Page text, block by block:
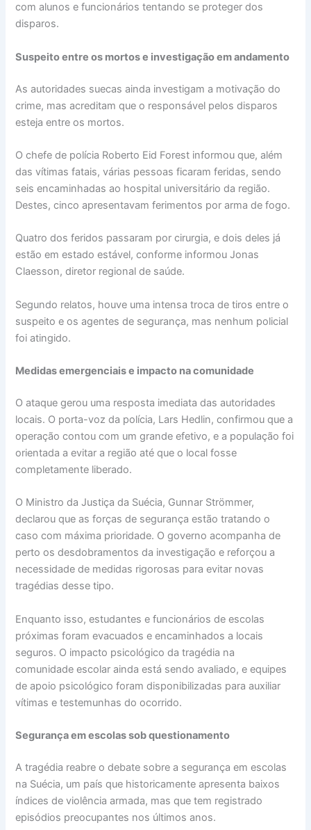
com alunos e funcionários tentando se proteger dos
disparos.
Suspeito entre os mortos e investigação em andamento
As autoridades suecas ainda investigam a motivação do
crime, mas acreditam que o responsável pelos disparos
esteja entre os mortos.
O chefe de polícia Roberto Eid Forest informou que, além
das vítimas fatais, várias pessoas ficaram feridas, sendo
seis encaminhadas ao hospital universitário da região.
Destes, cinco apresentavam ferimentos por arma de fogo.
Quatro dos feridos passaram por cirurgia, e dois deles já
estão em estado estável, conforme informou Jonas
Claesson, diretor regional de saúde.
Segundo relatos, houve uma intensa troca de tiros entre o
suspeito e os agentes de segurança, mas nenhum policial
foi atingido.
Medidas emergenciais e impacto na comunidade
O ataque gerou uma resposta imediata das autoridades
locais. O porta-voz da polícia, Lars Hedlin, confirmou que a
operação contou com um grande efetivo, e a população foi
orientada a evitar a região até que o local fosse
completamente liberado.
O Ministro da Justiça da Suécia, Gunnar Strömmer,
declarou que as forças de segurança estão tratando o
caso com máxima prioridade. O governo acompanha de
perto os desdobramentos da investigação e reforçou a
necessidade de medidas rigorosas para evitar novas
tragédias desse tipo.
Enquanto isso, estudantes e funcionários de escolas
próximas foram evacuados e encaminhados a locais
seguros. O impacto psicológico da tragédia na
comunidade escolar ainda está sendo avaliado, e equipes
de apoio psicológico foram disponibilizadas para auxiliar
vítimas e testemunhas do ocorrido.
Segurança em escolas sob questionamento
A tragédia reabre o debate sobre a segurança em escolas
na Suécia, um país que historicamente apresenta baixos
índices de violência armada, mas que tem registrado
episódios preocupantes nos últimos anos.